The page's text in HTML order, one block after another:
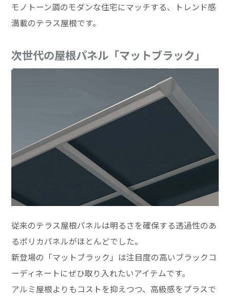
モノトーン調のモダンな住宅にマッチする、トレンド感
満載のテラス屋根です。
次世代の屋根パネル「マットブラック」
従来のテラス屋根パネルは明るさを確保する透過性のあ
るポリカパネルがほとんどでした。
新登場の「マットブラック」は注目度の高いブラックコ
ーディネートにぜひ取り入れたいアイテムです。
アルミ屋根よりもコストを抑えつつ、高級感をプラスで